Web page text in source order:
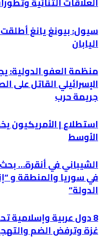
سيول: بيونغ يانغ
اليابان
منظمة العفو الدولية:
الإسرائيلي القاتل على
جريمة حرب
استطلاع | الأمريكيون
الأوسط
الشيباني في أنقرة…
في سوريا والمنطقة و
الدولة”
8 دول عربية وإسلامية
غزة وترفض الضم